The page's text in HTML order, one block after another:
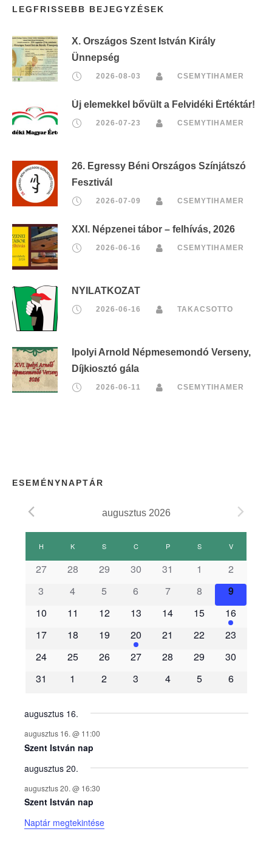
LEGFRISSEBB BEJEGYZÉSEK
X. Országos Szent István Király
Ünnepség
2026-08-03 CSEMYTIHAMER
Új elemekkel bővült a Felvidéki Értéktár!
2026-07-23 CSEMYTIHAMER
26. Egressy Béni Országos Színjátszó
Fesztivál
2026-07-09 CSEMYTIHAMER
XXI. Népzenei tábor – felhívás, 2026
2026-06-16 CSEMYTIHAMER
NYILATKOZAT
2026-06-16 TAKACSOTTO
Ipolyi Arnold Népmesemondó Verseny,
Díjkiosztó gála
2026-06-11 CSEMYTIHAMER
ESEMÉNYNAPTÁR
augusztus 2026
E
m
é
n
y
e
k
n
a
H K S CCSÜTÖRTÖK
PPÉNTEK SSZOMBAT
VVASÁRNAP
27 28 29 30 31 1
2
3
4 5 6 7 8
9
10
11 12 13 14 15
16
17
18 19 20 21 22
23
24
25 26 27 28 29
30
31
1 2 3 4 5 6
augusztus 16.
augusztus 16. @ 11:00
Szent István nap
augusztus 20.
augusztus 20. @ 16:30
Szent István nap
Naptár megtekintése